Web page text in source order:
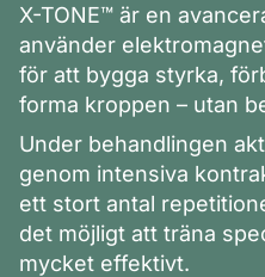
X-TONE™ är en
använder
för att bygga styrka,
forma kroppen – utan
Under behandlingen
genom intensiva
ett stort antal
det möjligt att träna
mycket effektivt.